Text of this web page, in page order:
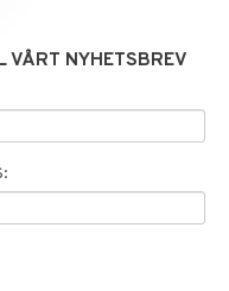
VÅRT NYHETSBREV